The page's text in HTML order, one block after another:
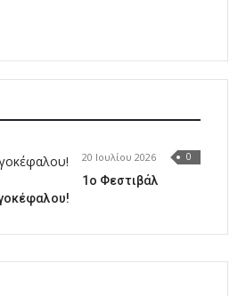
20 Ιουλίου 2026 0
1o Φεστιβάλ